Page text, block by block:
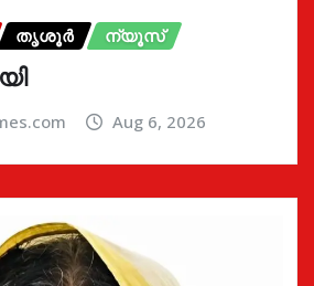
തൃശൂർ ന്യൂസ്
Aug 6, 2026